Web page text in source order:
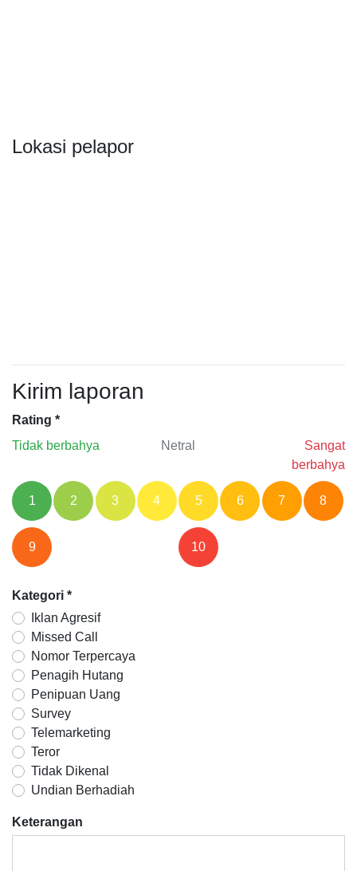
Lokasi pelapor
Kirim laporan
Rating *
Tidak berbahya
Netral
Sangat
berbahya
1 2 3 4 5 6 7 8
9 10
Kategori *
Iklan Agresif
Missed Call
Nomor Terpercaya
Penagih Hutang
Penipuan Uang
Survey
Telemarketing
Teror
Tidak Dikenal
Undian Berhadiah
Keterangan